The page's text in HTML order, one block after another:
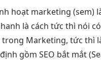
hoạt marketing (sem)
là cách tức thì nói có
trong Marketing, tức thì
gồm SEO bắt mắt